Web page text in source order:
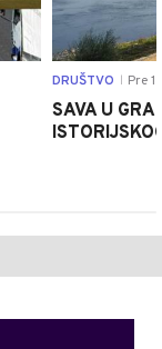
DRUŠTVO Pre 1
SAVA U